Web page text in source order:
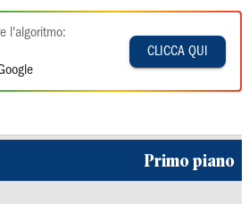
l'algoritmo:
CLICCA QUI
Primo piano